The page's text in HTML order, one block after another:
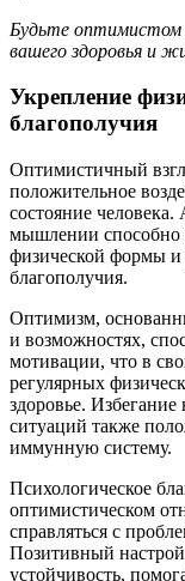
Будьте оптимистом
вашего здоровья и
Укрепление
благополучия
Оптимистичный
положительное
состояние
мышлении способно
физической формы и
благополучия.
Оптимизм,
и возможностях,
мотивации, что в
регулярных
здоровье.
ситуаций также
иммунную систему.
Психологическое
оптимистическом
справляться с
Позитивный
устойчивость,